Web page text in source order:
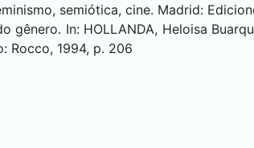
semiótica, cine. Madrid:
gênero. In: HOLLANDA, Heloisa
Rocco, 1994, p. 206